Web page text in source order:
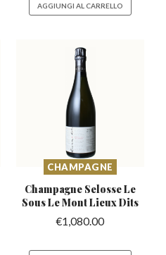
AGGIUNGI AL CARRELLO
CHAMPAGNE
Champagne Selosse Le
SousLe Mont Lieux Dits
€1,080.00